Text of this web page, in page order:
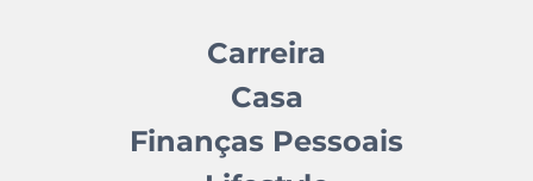
Carreira
Casa
Finanças Pessoais